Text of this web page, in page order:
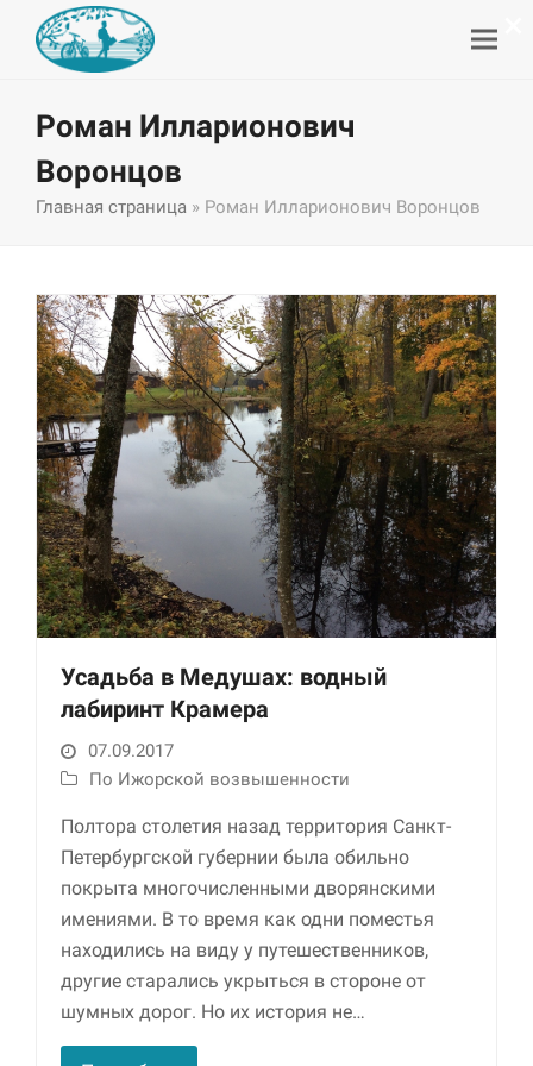
Роман Илларионович
Воронцов
Главная страница » Роман Илларионович Воронцов
Усадьба в Медушах: водный
лабиринт Крамера
07.09.2017
По Ижорской возвышенности
Полтора столетия назад территория Санкт-
Петербургской губернии была обильно
покрыта многочисленными дворянскими
имениями. В то время как одни поместья
находились на виду у путешественников,
другие старались укрыться в стороне от
шумных дорог. Но их история не…
Необходимые
Использование
этих файлов cookie
обязательно. Они
необходимы для
веб-сайта.
Статистика и